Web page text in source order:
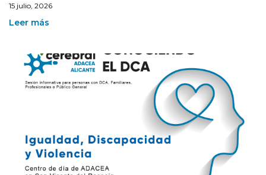
15 julio, 2026
Leer más